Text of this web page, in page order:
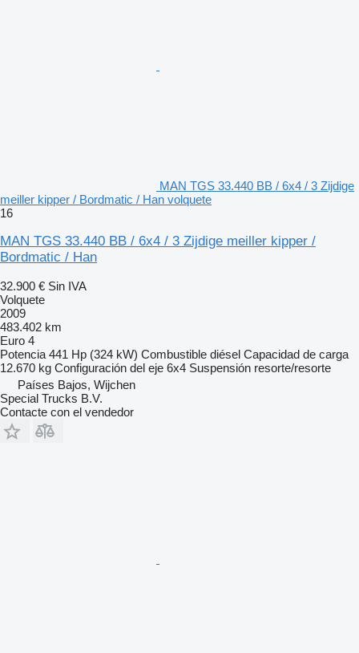
MAN TGS 33.440 BB / 6x4 / 3 Zijdige
meiller kipper / Bordmatic / Han volquete
16
MAN TGS 33.440 BB / 6x4 / 3 Zijdige meiller kipper /
Bordmatic / Han
32.900 € Sin IVA
Volquete
2009
483.402 km
Euro 4
Potencia 441 Hp (324 kW) Combustible diésel Capacidad de carga
12.670 kg Configuración del eje 6x4 Suspensión resorte/resorte
Países Bajos, Wijchen
Special Trucks B.V.
Contacte con el vendedor